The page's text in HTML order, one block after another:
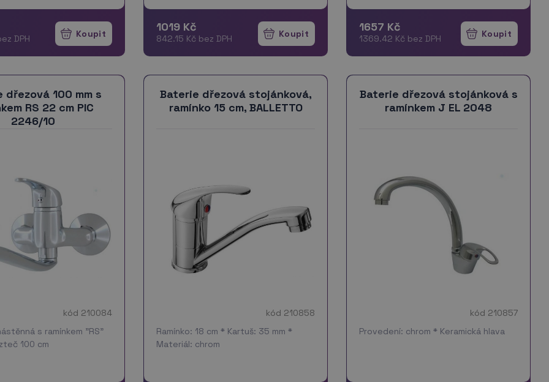
199 Kč * Parametry:
DPH
1019 Kč
842.15 Kč bez DPH
1657 Kč
1369.42 Kč bez DPH
dřezová 100 mm s
RS 22 cm PIC
2246/10
kód 210084
s ramínkem "RS"
100 cm
Baterie dřezová stojánková,
ramínko 15 cm, BALLETTO
kód 210858
Ramínko: 18 cm * Kartuš: 35 mm *
Materiál: chrom
Baterie dřezová stojánková s
ramínkem J EL 2048
kód 210857
Provedení: chrom * Keramická hlava